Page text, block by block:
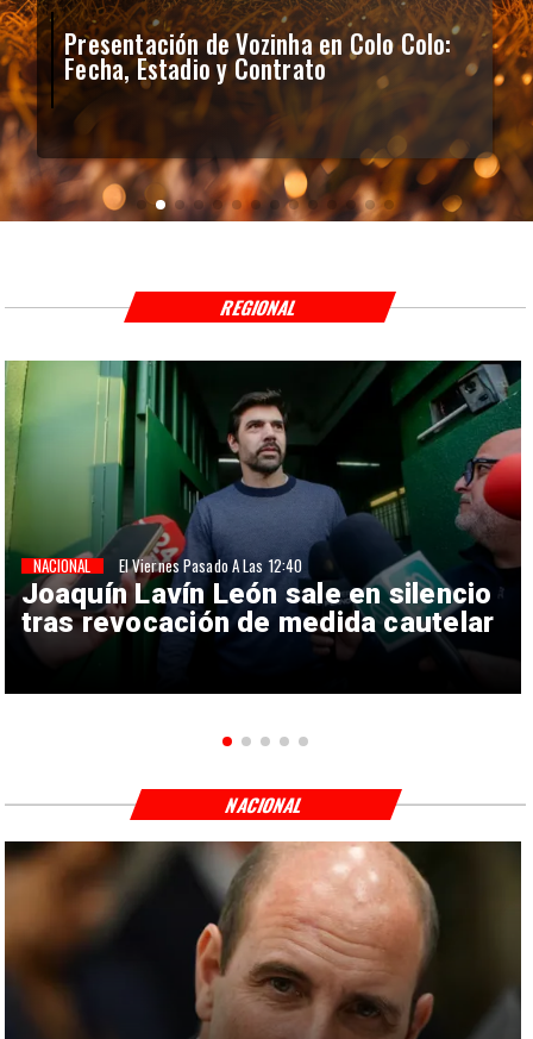
Presentación de Vozinha en Colo Colo:
Fecha, Estadio y Contrato
Joaquín Lavín León sale en silencio
tras revocación de medida cautelar
NACIONAL El Viernes Pasado A Las 12:40
REGIONAL
NACIONAL